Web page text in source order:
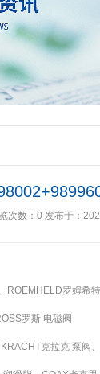
次数： 0 发布于：
ROEMHELD罗姆希
罗斯 电磁阀
克拉克 泵阀